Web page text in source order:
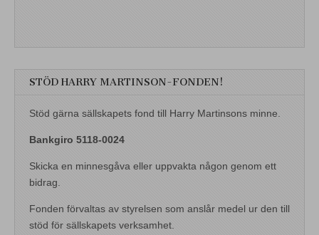
STÖD HARRY MARTINSON-FONDEN!
Stöd gärna sällskapets fond till Harry Martinsons minne.
Bankgiro 5118-0024
Skicka en minnesgåva eller uppvakta någon genom ett
bidrag.
Fonden förvaltas av styrelsen som anslår medel ur den till
stöd för sällskapets verksamhet.